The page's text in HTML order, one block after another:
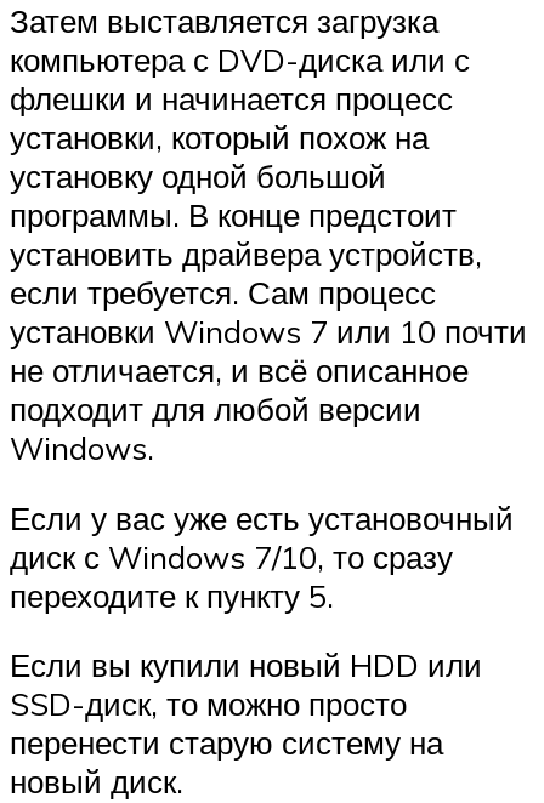
Затем выставляется загрузка
компьютера с DVD-диска или с
флешки и начинается процесс
установки, который похож на
установку одной большой
программы. В конце предстоит
установить драйвера устройств,
если требуется. Сам процесс
установки Windows 7 или 10 почти
не отличается, и всё описанное
подходит для любой версии
Windows.
Если у вас уже есть установочный
диск с Windows 7/10, то сразу
переходите к пункту 5.
Если вы купили новый HDD или
SSD-диск, то можно просто
перенести старую систему на
новый диск.